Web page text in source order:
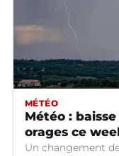
MÉTÉO
Météo :
orages ce
Un changement